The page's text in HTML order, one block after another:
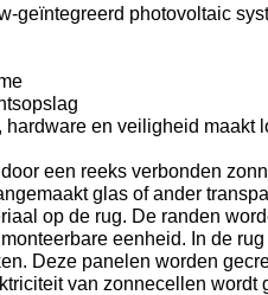
geïntegreerd photovoltaic
hardware en veiligheid maakt
een reeks verbonden
glas of ander
op de rug. De randen
eenheid. In de
Deze panelen worden
van zonnecellen